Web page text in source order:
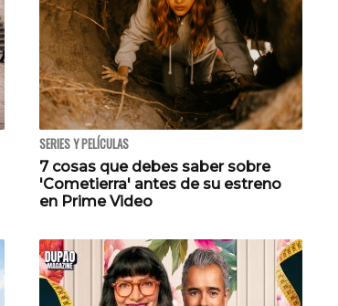
SERIES Y PELÍCULAS
7 cosas que debes saber sobre
'Cometierra' antes de su estreno
en Prime Video